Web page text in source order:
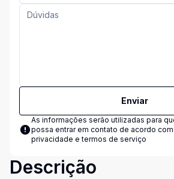
Enviar
As informações serão utilizadas para
possa entrar em contato de acordo com
privacidade e termos de serviço
Descrição